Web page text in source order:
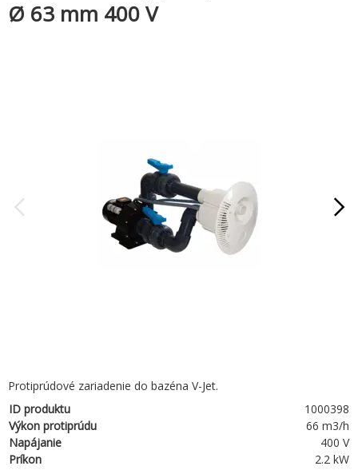
Ø 63 mm 400 V
Protiprúdové zariadenie do bazéna V-Jet.
ID produktu
1000398
Výkon protiprúdu
66 m3/h
Napájanie
400 V
Príkon
2.2 kW